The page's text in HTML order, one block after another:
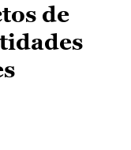
de